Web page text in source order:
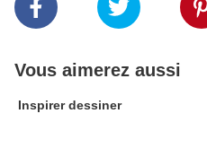
Vous aimerez aussi
Inspirer dessiner